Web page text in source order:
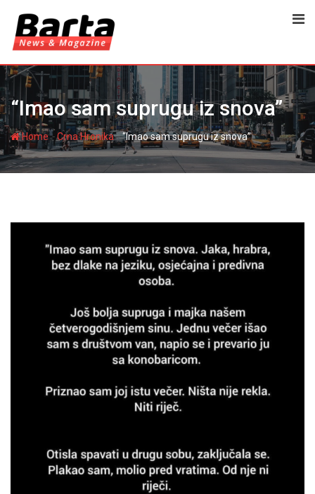
content
“Imao sam suprugu iz snova”
Home-Crna Hronika-“Imao sam suprugu iz snova”